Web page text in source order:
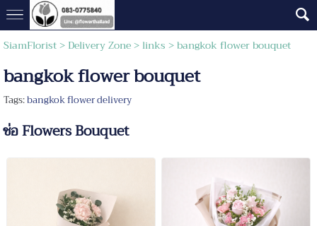
SiamFlorist> Delivery Zone > links >bangkok flower bouquet
bangkok flower bouquet
Tags:bangkok flower delivery
ช่อ Flowers Bouquet